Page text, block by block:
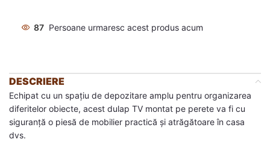
87 Persoane urmaresc acest produs acum
DESCRIERE
Echipat cu un spațiu de depozitare amplu pentru organizarea
diferitelor obiecte, acest dulap TV montat pe perete va fi cu
siguranță o piesă de mobilier practică și atrăgătoare în casa
dvs.